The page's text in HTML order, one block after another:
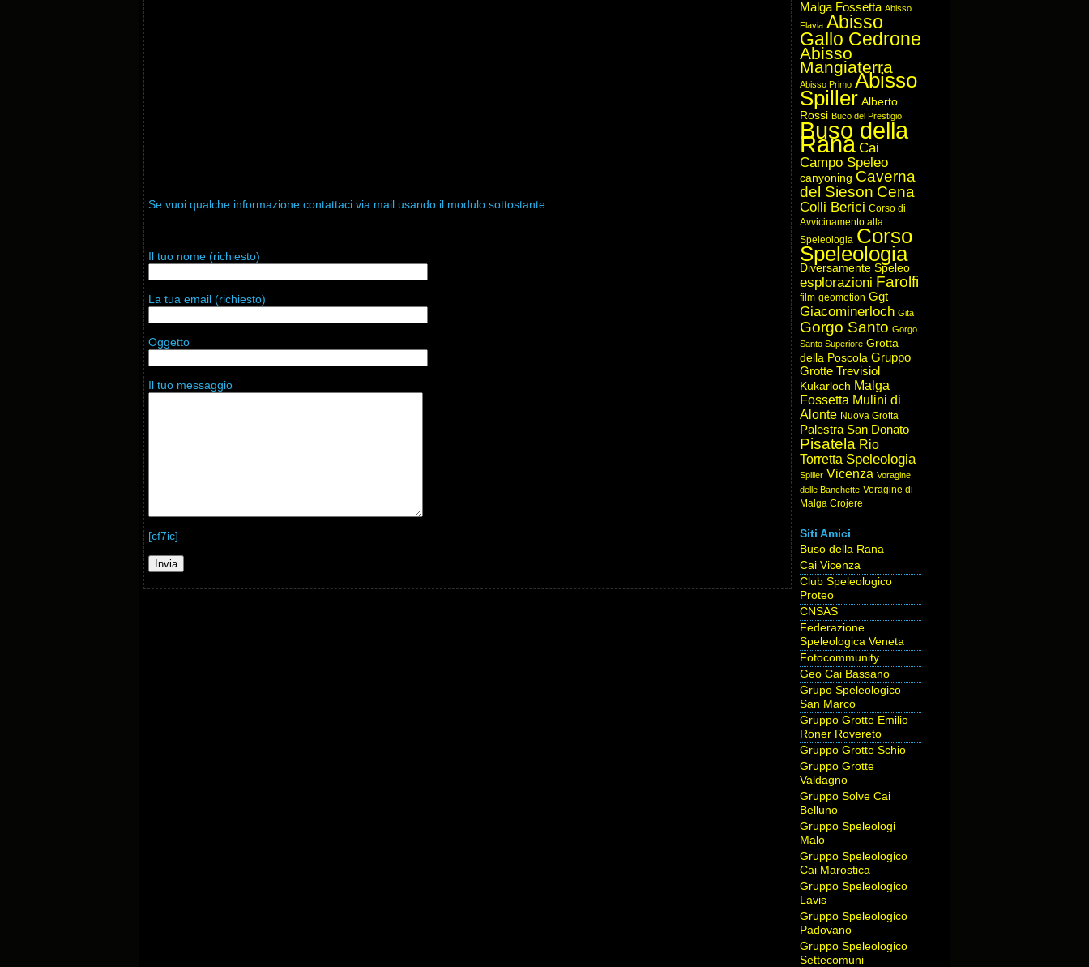
Se vuoi qualche informazione contattaci via mail usando il modulo sottostante
Il tuo nome (richiesto)
La tua email (richiesto)
Oggetto
Il tuo messaggio
[cf7ic]
Malga Fossetta Abisso
Flavia Abisso
Gallo Cedrone
Abisso
Mangiaterra
Abisso Primo Abisso
Spiller Alberto
Rossi Buco del Prestigio
Buso della
Rana Cai
Campo Speleo
canyoning Caverna
del Sieson Cena
Colli Berici Corso di
Avvicinamento alla
Speleologia Corso
Speleologia
Diversamente Speleo
esplorazioni Farolfi
film geomotion Ggt
Giacominerloch Gita
Gorgo Santo Gorgo
Santo Superiore Grotta
della Poscola Gruppo
Grotte Trevisiol
Kukarloch Malga
Fossetta Mulini di
Alonte Nuova Grotta
Palestra San Donato
Pisatela Rio
Torretta Speleologia
Spiller Vicenza Voragine
delle Banchette Voragine di
Malga Crojere
Siti Amici
Buso della Rana
Cai Vicenza
Club Speleologico
Proteo
CNSAS
Federazione
Speleologica Veneta
Fotocommunity
Geo Cai Bassano
Grupo Speleologico
San Marco
Gruppo Grotte Emilio
Roner Rovereto
Gruppo Grotte Schio
Gruppo Grotte
Valdagno
Gruppo Solve Cai
Belluno
Gruppo Speleologi
Malo
Gruppo Speleologico
Cai Marostica
Gruppo Speleologico
Lavis
Gruppo Speleologico
Padovano
Gruppo Speleologico
Settecomuni